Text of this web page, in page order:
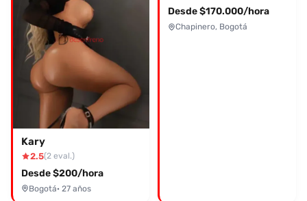
Kary
2.5(2 eval.)
Desde $200/hora
Bogotá· 27 años
Desde $170.000/hora
Chapinero, Bogotá